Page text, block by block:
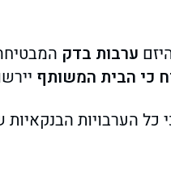
ערבות בדק
כי הבית המשותף
הערבויות הבנקאיות